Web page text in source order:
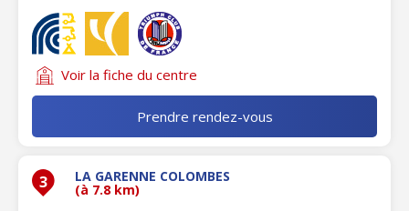
Voir la fiche du centre
Prendre rendez-vous
3 LA GARENNE COLOMBES
(à 7.8 km)